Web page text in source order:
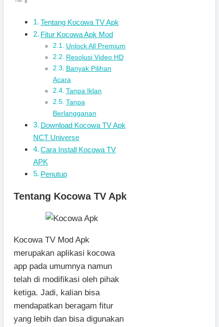
Tentang Kocowa TV Apk
Fitur Kocowa Apk Mod
Unlock All Premium
Resolusi Video HD
Banyak Pilihan
Acara
Tanpa Iklan
Tanpa
Berlangganan
Download Kocowa TV Apk
NCT Universe
Cara Install Kocowa TV
APK
Penutup
Tentang Kocowa TV Apk
Kocowa TV Mod Apk
merupakan aplikasi kocowa
app pada umumnya namun
telah di modifikasi oleh pihak
ketiga. Jadi, kalian bisa
mendapatkan beragam fitur
yang lebih dan bisa digunakan